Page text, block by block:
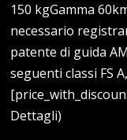
150 kgGamma
necessario
patente di guida
seguenti classi FS
Dettagli)